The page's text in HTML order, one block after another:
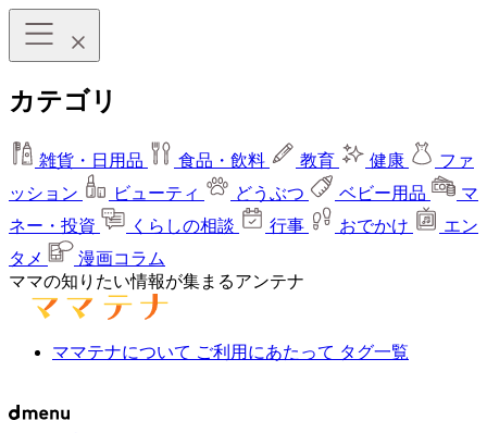
カテゴリ
雑貨・日用品 食品・飲料 教育 健康
ファ
ッション
ビューティ どうぶつ ベビー用品
マ
ネー・投資
くらしの相談 行事 おでかけ
エン
タメ
漫画コラム
ママの知りたい情報が集まるアンテナ
ママテナについて ご利用にあたって タグ一覧